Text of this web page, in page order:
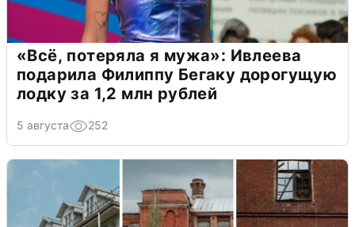
«Всё, потеряла я мужа»: Ивлеева
подарила Филиппу Бегаку дорогущую
лодку за 1,2 млн рублей
5 августа 252